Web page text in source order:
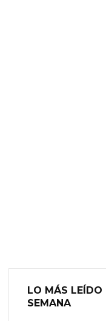
LO MÁS LEÍDO
SEMANA